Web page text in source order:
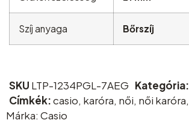
Szíj anyaga Bőrszíj
SKU LTP-1234PGL-7AEG Kategória:
Címkék:casio, karóra, női, női karóra,
Márka: Casio